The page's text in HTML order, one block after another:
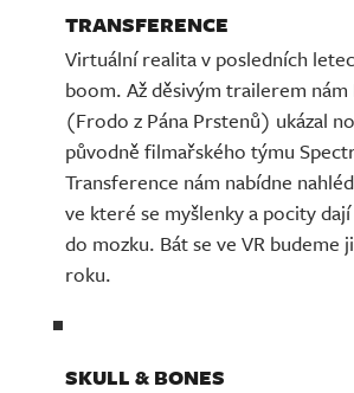
TRANSFERENCE
Virtuální realita v posledních
boom. Až děsivým trailerem
(Frodo z Pána Prstenů) ukázal
původně filmařského týmu
Transference nám nabídne
ve které se myšlenky a pocity
do mozku. Bát se ve VR budeme
roku.
SKULL & BONES